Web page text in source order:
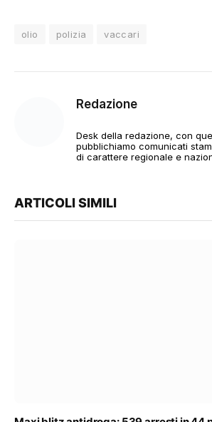
olio polizia vaccari
Redazione
Desk della redazione, con
pubblichiamo comunicati
di carattere regionale e
ARTICOLI SIMILI